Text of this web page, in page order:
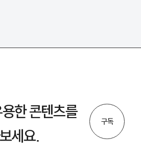
한 콘텐츠를
세요.
구독